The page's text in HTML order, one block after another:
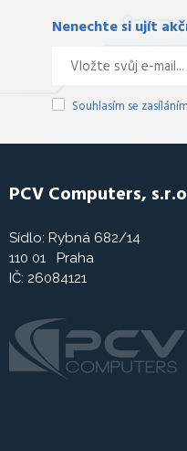
Nenechte si ujít
Souhlasím se
PCV Computers,
Sídlo: Rybná 682/14
110 01 Praha
IČ: 26084121